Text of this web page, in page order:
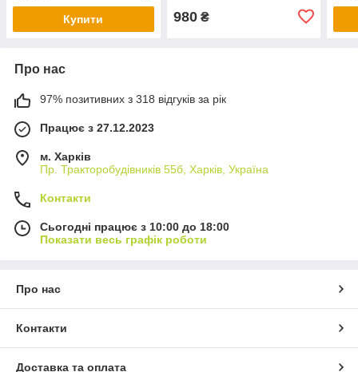
Купити 980₴
Про нас
97% позитивних з 318 відгуків за рік
Працює з 27.12.2023
м. Харків
Пр. Тракторобудiвникiв 55б, Харків, Україна
Контакти
Сьогодні працює з 10:00 до 18:00
Показати весь графік роботи
Про нас
Контакти
Доставка та оплата